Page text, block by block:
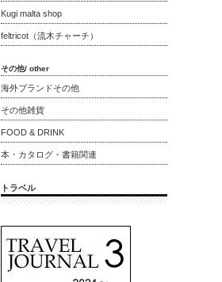
Kugi malta shop
feltricot（流木チャーチ）
その他/ other
海外ブランドその他
その他雑貨
FOOD & DRINK
本・カタログ・書籍関連
トラベル